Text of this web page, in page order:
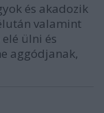
és akadozik
valamint
ülni és
aggódjanak,